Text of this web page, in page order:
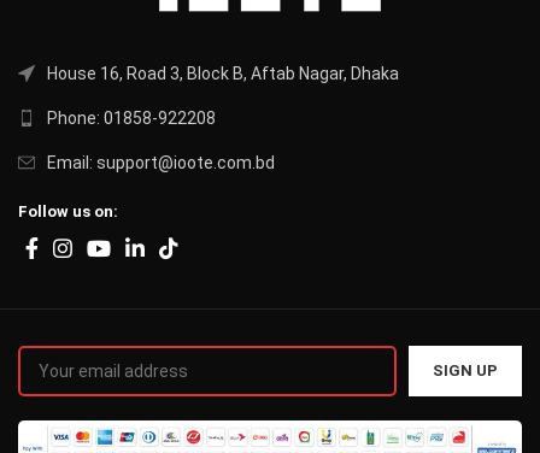
House 16, Road 3, Block B, Aftab Nagar, Dhaka
Phone: 01858-922208
Email: support@ioote.com.bd
Follow us on: